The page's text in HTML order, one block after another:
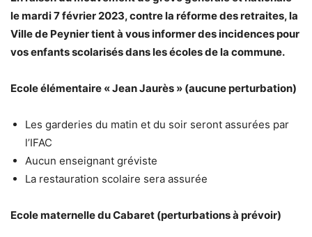
le mardi 7 février 2023, contre la réforme des retraites, la
Ville de Peynier tient à vous informer des incidences pour
vos enfants scolarisés dans les écoles de la commune.
Ecole élémentaire « Jean Jaurès » (aucune perturbation)
Les garderies du matin et du soir seront assurées par
l’IFAC
Aucun enseignant gréviste
La restauration scolaire sera assurée
Ecole maternelle du Cabaret (perturbations à prévoir)